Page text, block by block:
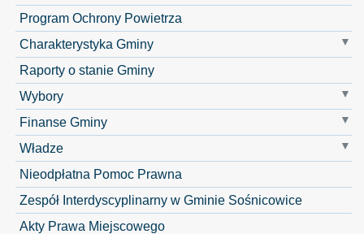
Program Ochrony Powietrza
Charakterystyka Gminy
Raporty o stanie Gminy
Wybory
Finanse Gminy
Władze
Nieodpłatna Pomoc Prawna
Zespół Interdyscyplinarny w Gminie Sośnicowice
Akty Prawa Miejscowego